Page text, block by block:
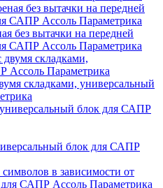
без вытачки на передней
САПР Ассоль Параметрика
складками, универсальный
блок для САПР